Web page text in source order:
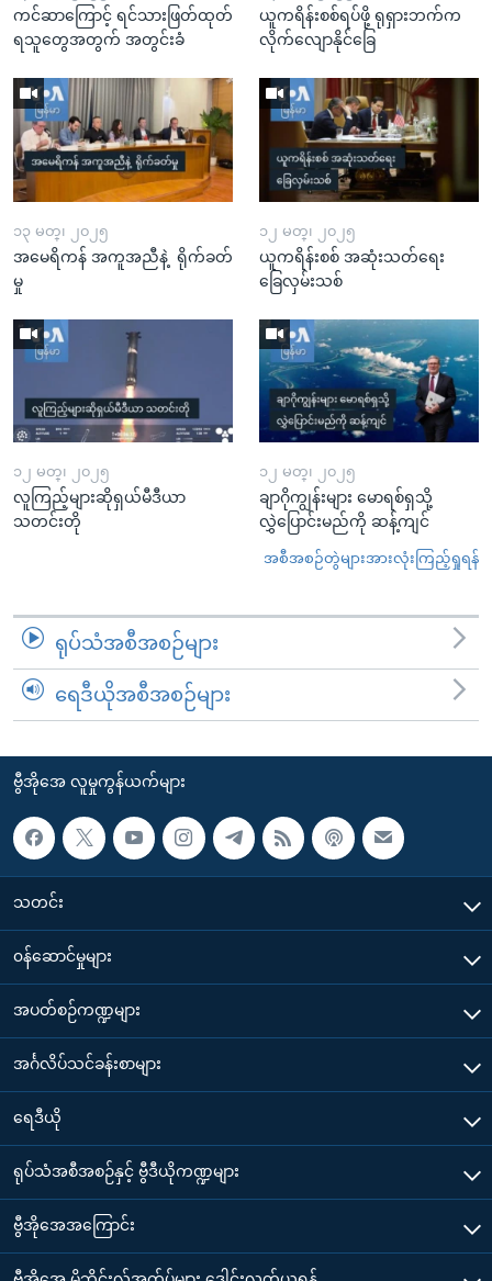
ကင်ဆာကြောင့် ရင်သားဖြတ်ထုတ်
ရသူတွေအတွက် အတွင်းခံ
ယူကရိန်းစစ်ရပ်ဖို့ ရုရှားဘက်က
လိုက်လျောနိုင်ခြေ
၁၃ မတ္၊ ၂၀၂၅
အမေရိကန် အကူအညီနဲ့ ရိုက်ခတ်
မှု
၁၂ မတ္၊ ၂၀၂၅
ယူကရိန်းစစ် အဆုံးသတ်ရေး
ခြေလှမ်းသစ်
၁၂ မတ္၊ ၂၀၂၅
လူကြည့်များဆိုရှယ်မီဒီယာ
သတင်းတို
၁၂ မတ္၊ ၂၀၂၅
ချာဂိုကျွန်းများ မောရစ်ရှသို့
လွှဲပြောင်းမည်ကို ဆန့်ကျင်
အစီအစဉ်တွဲများအားလုံးကြည့်ရှုရန်
ရုပ်သံအစီအစဉ်များ
ရေဒီယိုအစီအစဉ်များ
ဗွီအိုအေ လူမှုကွန်ယက်များ
သတင်း
၀န်ဆောင်မှုများ
အပတ်စဉ်ကဏ္ဍများ
အင်္ဂလိပ်သင်ခန်းစာများ
ရေဒီယို
ရုပ်သံအစီအစဉ်နှင့် ဗွီဒီယိုကဏ္ဍများ
ဗွီအိုအေအကြောင်း